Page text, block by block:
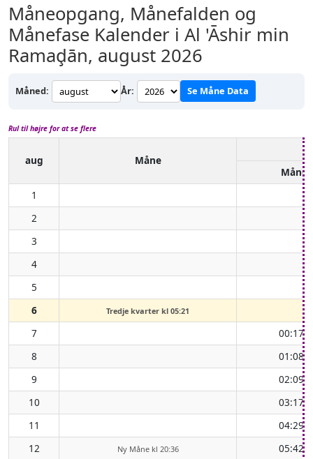
Måneopgang, Månefalden og
Månefase Kalender i Al 'Āshir min
Ramaḑān, august 2026
Måned: År: Se Måne Data
Rul til højre for at se flere
aug
Måne
1
2
3
4
5
6
Tredje kvarter kl 05:21
7
00:17↑
8 01:08↑
9 02:09↑
10 03:17↑
11 04:29↑
12 Ny Måne kl 20:36 05:42↑